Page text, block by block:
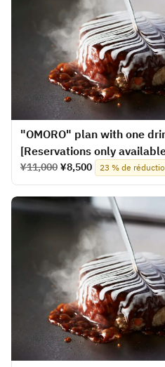
"OMORO" plan with one
[Reservations only
¥11,000 ¥8,500 23 % de